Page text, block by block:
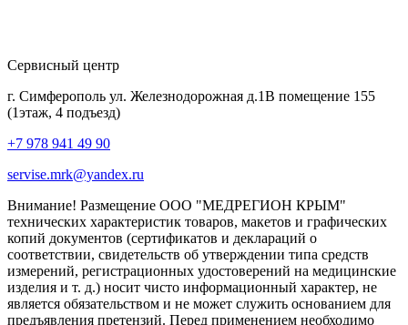
Сервисный центр
г. Симферополь ул. Железнодорожная д.1В помещение 155
(1этаж, 4 подъезд)
+7 978 941 49 90
servise.mrk@yandex.ru
Внимание! Размещение ООО "МЕДРЕГИОН КРЫМ"
технических характеристик товаров, макетов и графических
копий документов (сертификатов и деклараций о
соответствии, свидетельств об утверждении типа средств
измерений, регистрационных удостоверений на медицинские
изделия и т. д.) носит чисто информационный характер, не
является обязательством и не может служить основанием для
предъявления претензий. Перед применением необходимо